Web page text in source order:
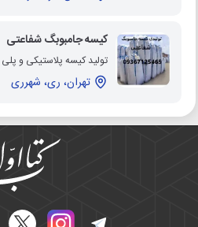
کیسه جامبوبگ شفاعتی
تولید کیسه پلاستیکی و پلی
تهران، ری، شهرری